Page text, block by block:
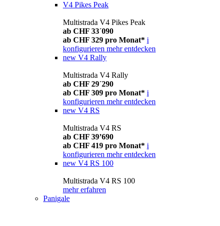
V4 Pikes Peak
Multistrada V4 Pikes Peak
ab CHF 33´090
ab CHF 329 pro Monat* i
konfigurieren mehr entdecken
new V4 Rally
Multistrada V4 Rally
ab CHF 29´290
ab CHF 309 pro Monat* i
konfigurieren mehr entdecken
new V4 RS
Multistrada V4 RS
ab CHF 39’690
ab CHF 419 pro Monat* i
konfigurieren mehr entdecken
new V4 RS 100
Multistrada V4 RS 100
mehr erfahren
Panigale